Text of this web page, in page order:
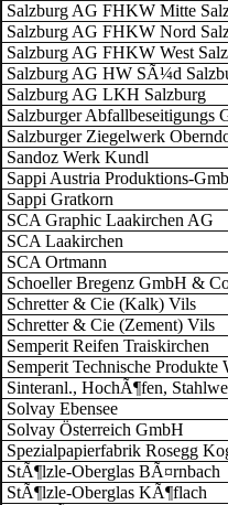
Salzburg AG FHKW Mitte
Salzburg AG FHKW Nord
Salzburg AG FHKW West
Salzburg AG HW SÃ¼d
Salzburg AG LKH Salzburg
Salzburger Abfallbeseitigungs
Salzburger Ziegelwerk
Sandoz Werk Kundl
Sappi Austria Produktions-
Sappi Gratkorn
SCA Graphic Laakirchen AG
SCA Laakirchen
SCA Ortmann
Schoeller Bregenz GmbH &
Schretter & Cie (Kalk) Vils
Schretter & Cie (Zement) Vils
Semperit Reifen Traiskirchen
Semperit Technische Produkte
Sinteranl., HochÃ¶fen,
Solvay Ebensee
Solvay Österreich GmbH
Spezialpapierfabrik Rosegg
StÃ¶lzle-Oberglas BÃ¤rnbach
StÃ¶lzle-Oberglas KÃ¶flach